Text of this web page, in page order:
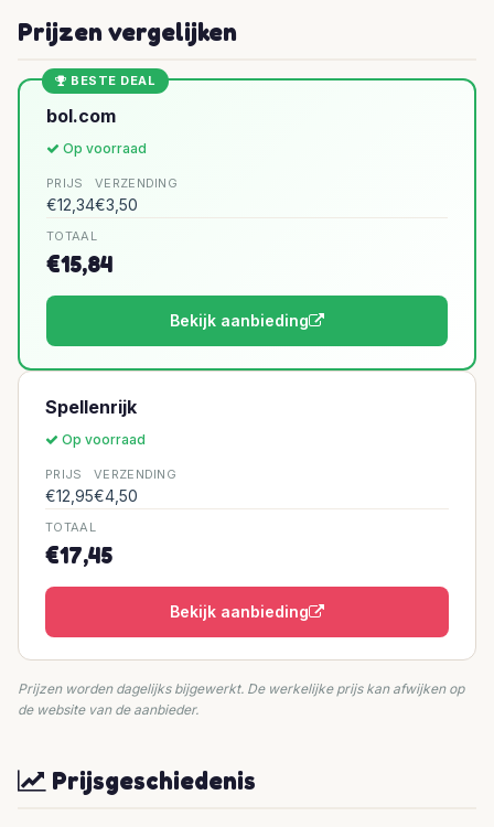
Prijzen vergelijken
BESTE DEAL
bol.com
Op voorraad
PRIJS
€12,34
VERZENDING
€3,50
TOTAAL
€15,84
Bekijk aanbieding
Spellenrijk
Op voorraad
PRIJS
€12,95
VERZENDING
€4,50
TOTAAL
€17,45
Bekijk aanbieding
Prijzen worden dagelijks bijgewerkt. De werkelijke prijs kan afwijken op
de website van de aanbieder.
Prijsgeschiedenis